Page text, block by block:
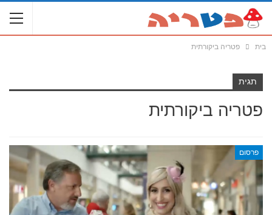
בית פטריה ביקורתית
תגית
פטריה ביקורתית
פרסום